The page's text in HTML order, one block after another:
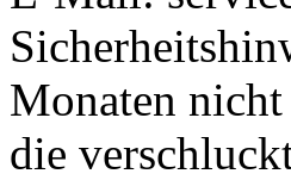
Monaten
die